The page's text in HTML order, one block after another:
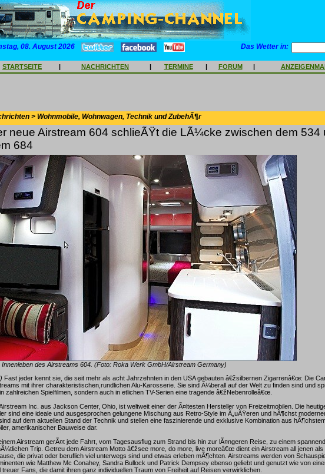
08. August 2026 Das Wetter in:
STARTSEITE | NACHRICHTEN | TERMINE | FORUM |
> Wohnmobile, Wohnwagen, Technik und ZubehÃ¶r
neue Airstream 604 schlieÃŸt die LÃ¼cke zwischen dem 534
684
Innenleben des Airstreams 604. (Foto: Roka Werk GmbH/Airstream Germany)
Fast jeder kennt sie, die seit mehr als acht Jahrzehnten in den USA gebauten â€žsilbernen Zigarrenâ€œ: Die
mit ihrer charakteristischen,rundlichen Alu-Karosserie. Sie sind Ã¼berall auf der Welt zu finden sind und
zahlreichen Spielfilmen, sondern auch in etlichen TV-Serien eine tragende â€žNebenrolleâ€œ.
Inc. aus Jackson Center, Ohio, ist weltweit einer der Ã¤ltesten Hersteller von Freizeitmobilen. Die
sind eine ideale und ausgesprochen gelungene Mischung aus Retro-Style im Ã„uÃŸeren und hÃ¶chst
auf dem aktuellen Stand der Technik und stellen eine faszinierende und exklusive Kombination aus
amerikanischer Bauweise dar.
Airstream gerÃ¤t jede Fahrt, vom Tagesausflug zum Strand bis hin zur lÃ¤ngeren Reise, zu einem
Trip. Getreu dem Airstream Motto â€žsee more, do more, live moreâ€œ dient ein Airstream all jenen als
die privat oder beruflich viel unterwegs sind und etwas erleben mÃ¶chten. Airstreams werden von
wie Matthew Mc Conahey, Sandra Bullock und Patrick Dempsey ebenso geliebt und genutzt wie von
treuer Fans, die damit ihren ganz individuellen Traum von Freiheit auf Reisen verwirklichen.